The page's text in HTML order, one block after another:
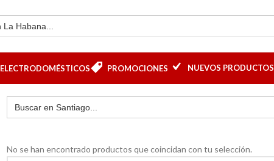
ELECTRODOMÉSTICOS PROMOCIONES NUEVOS PRODUCTOS
No se han encontrado productos que coincidan con tu selección.